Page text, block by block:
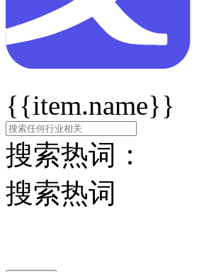
{{item.name}}
搜索热词：
搜索热词